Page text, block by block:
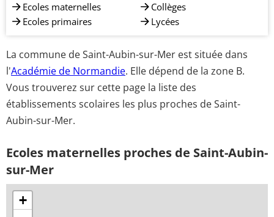
Ecoles maternelles
Ecoles primaires
Collèges
Lycées
La commune de Saint-Aubin-sur-Mer est située dans
l'Académie de Normandie. Elle dépend de la zone B.
Vous trouverez sur cette page la liste des
établissements scolaires les plus proches de Saint-
Aubin-sur-Mer.
Ecoles maternelles proches de Saint-Aubin-
sur-Mer
+